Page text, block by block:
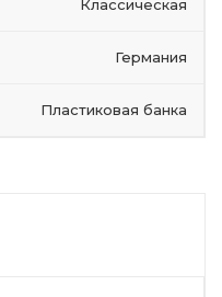
Классическая
Германия
Пластиковая банка